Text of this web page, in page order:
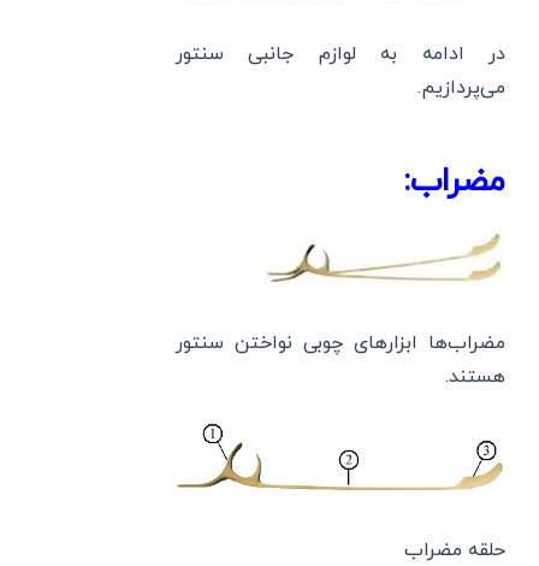
در ادامه به لوازم جانبی سنتور
می‌پردازیم.
مضراب:
مضراب‌ها ابزارهای چوبی نواختن سنتور
هستند.
حلقه مضراب